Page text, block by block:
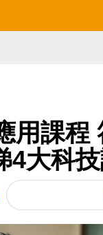
用課程
4大科